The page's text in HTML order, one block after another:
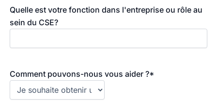
Quelle est votre fonction dans l'entreprise ou rôle au
sein du CSE?
Comment pouvons-nous vous aider ?*